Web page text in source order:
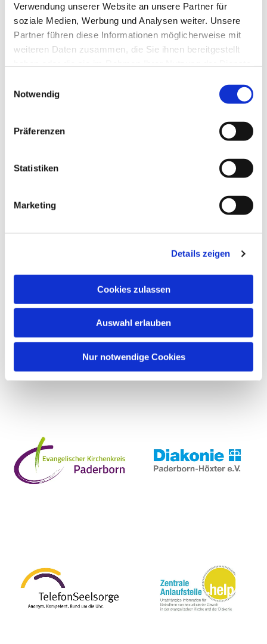
Verwendung unserer Website an unsere Partner für
soziale Medien, Werbung und Analysen weiter. Unsere
Partner führen diese Informationen möglicherweise mit
weiteren Daten zusammen, die Sie ihnen bereitgestellt
Notwendig
Präferenzen
Statistiken
Marketing
Details zeigen
Cookies zulassen
Auswahl erlauben
Nur notwendige Cookies